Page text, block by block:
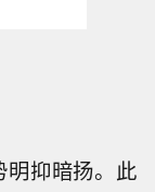
明抑暗扬。此